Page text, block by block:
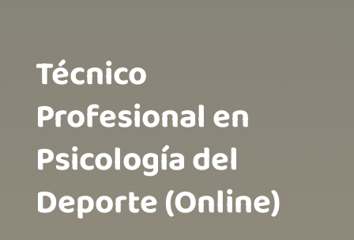
Técnico
Profesional en
Psicología del
Deporte (Online)ㅤㅤㅤㅤㅤㅤㅤㅤㅤㅤㅤㅤㅤㅤ